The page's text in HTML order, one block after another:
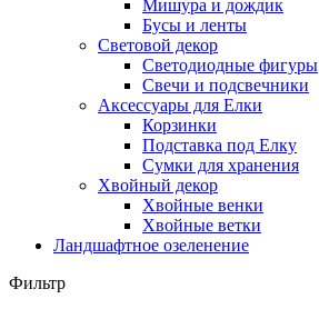
Мишура и дождик
Бусы и ленты
Световой декор
Светодиодные фигуры
Свечи и подсвечники
Аксессуары для Елки
Корзинки
Подставка под Елку
Сумки для хранения
Хвойный декор
Хвойные венки
Хвойные ветки
Ландшафтное озеленение
Фильтр